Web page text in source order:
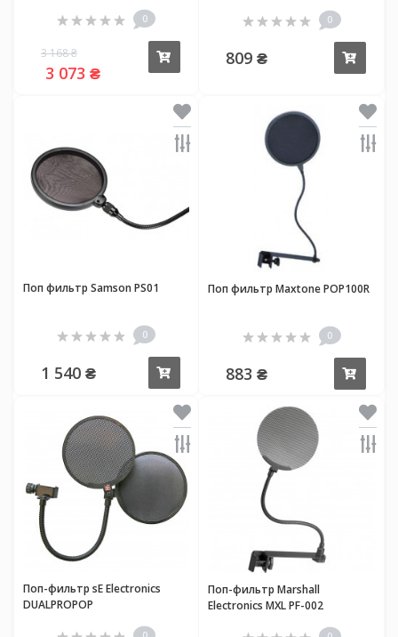
0
3 168 ₴
3 073 ₴
0
809 ₴
Поп фильтр Samson PS01
0
1 540 ₴
Поп фильтр Maxtone POP100R
0
883 ₴
Поп-фильтр sE Electronics
DUALPROPOP
Поп-фильтр Marshall
Electronics MXL PF-002